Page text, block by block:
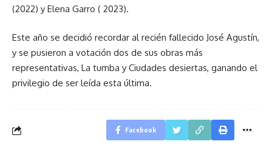
(2022) y Elena Garro ( 2023).
Este año se decidió recordar al recién fallecido José Agustín,
y se pusieron a votación dos de sus obras más
representativas, La tumba y Ciudades desiertas, ganando el
privilegio de ser leída esta última.
Facebook